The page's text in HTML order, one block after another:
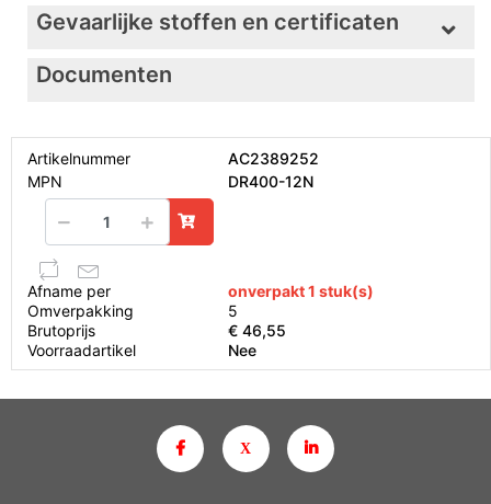
Gevaarlijke stoffen en certificaten
Documenten
Artikelnummer
AC2389252
MPN
DR400-12N
Afname per
onverpakt 1 stuk(s)
Omverpakking
5
Brutoprijs
€ 46,55
Voorraadartikel
Nee